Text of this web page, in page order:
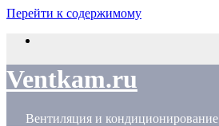
Перейти к содержимому
Ventkam.ru
Вентиляция и кондиционирование